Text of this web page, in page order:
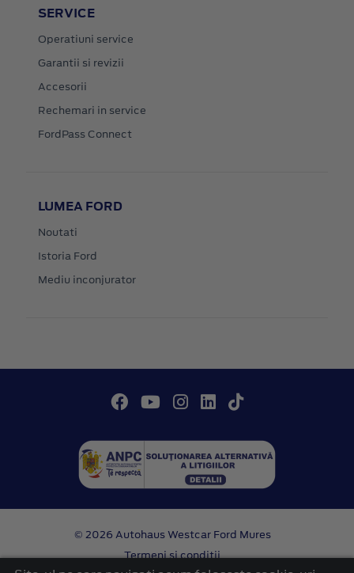
SERVICE
Operatiuni service
Garantii si revizii
Accesorii
Rechemari in service
FordPass Connect
LUMEA FORD
Noutati
Istoria Ford
Mediu inconjurator
© 2026 Autohaus Westcar Ford Mures
Termeni si conditii
Confidentialitate